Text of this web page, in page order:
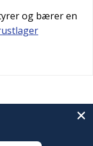
og bærer en